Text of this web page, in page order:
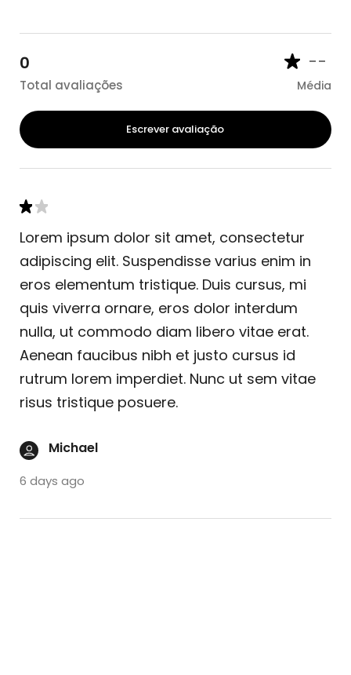
0
Total avaliações
--
Média
Escrever avaliação
Lorem ipsum dolor sit amet, consectetur
adipiscing elit. Suspendisse varius enim in
eros elementum tristique. Duis cursus, mi
quis viverra ornare, eros dolor interdum
nulla, ut commodo diam libero vitae erat.
Aenean faucibus nibh et justo cursus id
rutrum lorem imperdiet. Nunc ut sem vitae
risus tristique posuere.
Michael
6 days ago